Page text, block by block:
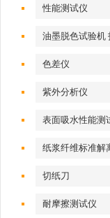
性能测试仪
油墨脱色试验机
色差仪
紫外分析仪
表面吸水性能测
纸浆纤维标准解
切纸刀
耐摩擦测试仪